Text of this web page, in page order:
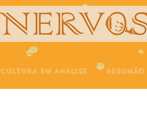
NERVOS
CULTURA EM ANÁLISE RESUMÃO